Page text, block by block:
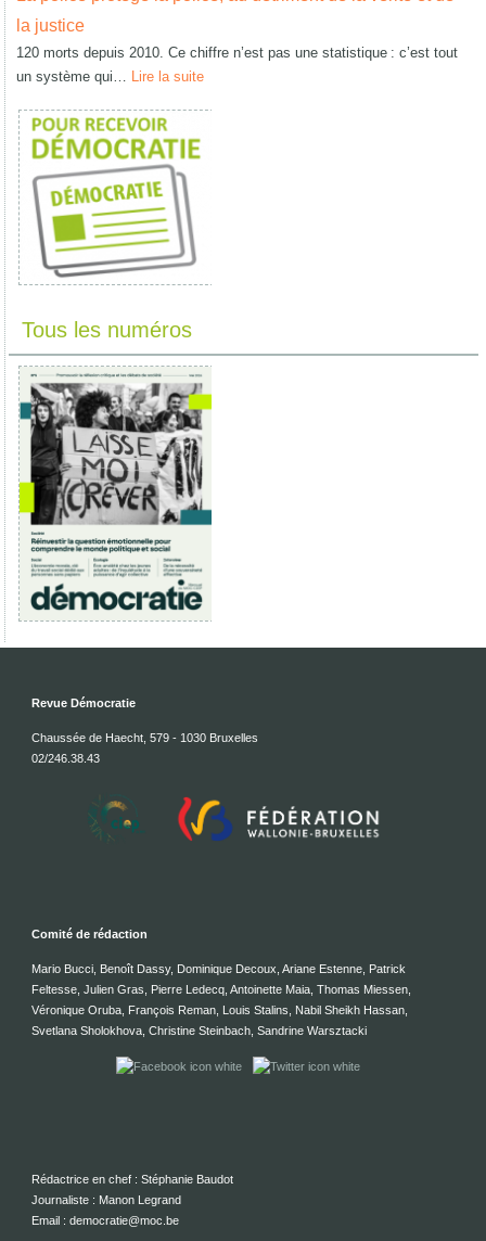
la justice
120 morts depuis 2010. Ce chiffre n’est pas une statistique : c’est tout
un système qui… Lire la suite
Tous les numéros
Revue Démocratie
Chaussée de Haecht, 579 - 1030 Bruxelles
02/246.38.43
Comité de rédaction
Mario Bucci, Benoît Dassy, Dominique Decoux, Ariane Estenne, Patrick
Feltesse, Julien Gras, Pierre Ledecq, Antoinette Maia, Thomas Miessen,
Véronique Oruba, François Reman, Louis Stalins, Nabil Sheikh Hassan,
Svetlana Sholokhova, Christine Steinbach, Sandrine Warsztacki
Rédactrice en chef : Stéphanie Baudot
Journaliste : Manon Legrand
Email : democratie@moc.be